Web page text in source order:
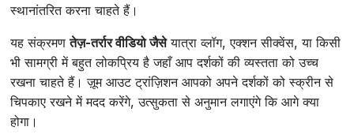
स्थानांतरित करना चाहते हैं।
यह संक्रमणतेज़-तर्रार वीडियो जैसेयात्रा व्लॉग, एक्शन सीक्वेंस, या किसी
भी सामग्री में बहुत लोकप्रिय है जहाँ आप दर्शकों की व्यस्तता को उच्च
रखना चाहते हैं। ज़ूम आउट ट्रांज़िशन आपको अपने दर्शकों को स्क्रीन से
चिपकाए रखने में मदद करेंगे, उत्सुकता से अनुमान लगाएंगे कि आगे क्या
होगा।